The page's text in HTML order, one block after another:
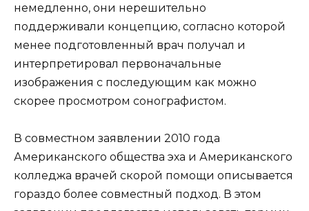
немедленно, они нерешительно
поддерживали концепцию, согласно которой
менее подготовленный врач получал и
интерпретировал первоначальные
изображения с последующим как можно
скорее просмотром сонографистом.
В совместном заявлении 2010 года
Американского общества эха и Американского
колледжа врачей скорой помощи описывается
гораздо более совместный подход. В этом